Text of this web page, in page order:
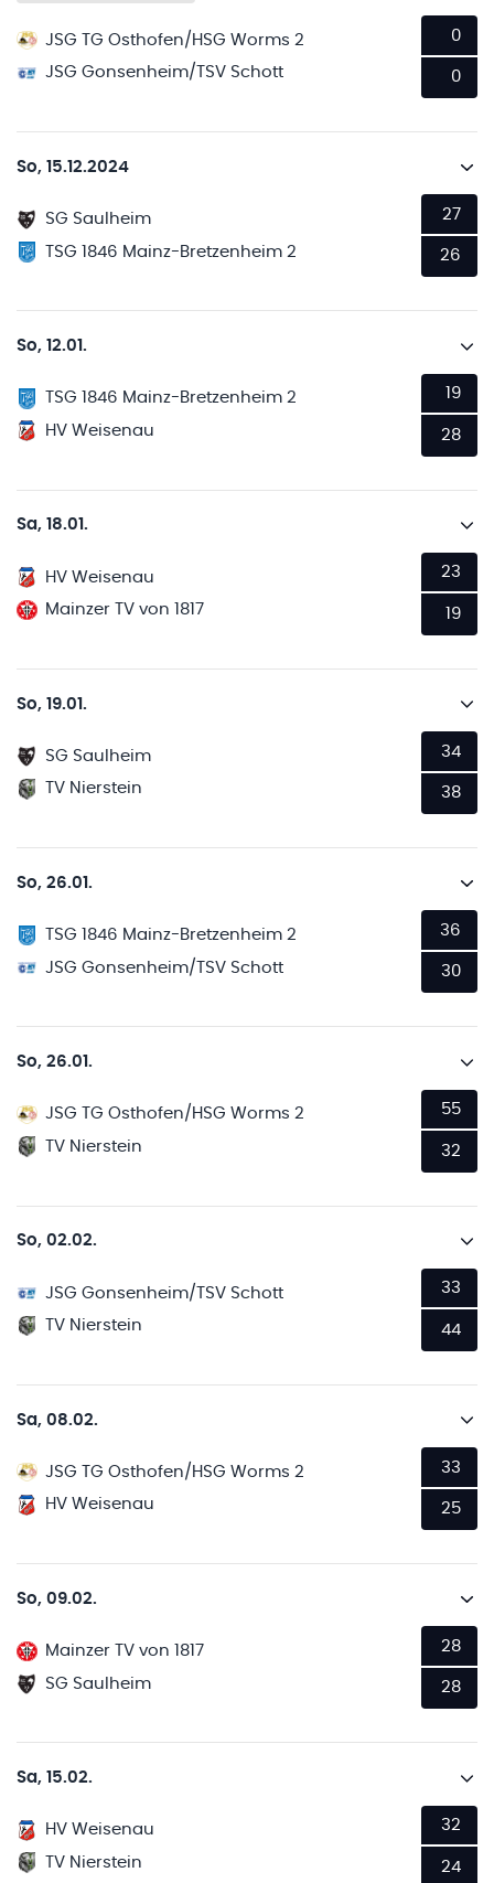
JSG TG Osthofen/HSG Worms 2
JSG Gonsenheim/TSV Schott
0
0
So, 15.12.2024
SG Saulheim
TSG 1846 Mainz-Bretzenheim 2
27
26
So, 12.01.
TSG 1846 Mainz-Bretzenheim 2
HV Weisenau
19
28
Sa, 18.01.
HV Weisenau
Mainzer TV von 1817
23
19
So, 19.01.
SG Saulheim
TV Nierstein
34
38
So, 26.01.
TSG 1846 Mainz-Bretzenheim 2
JSG Gonsenheim/TSV Schott
36
30
So, 26.01.
JSG TG Osthofen/HSG Worms 2
TV Nierstein
55
32
So, 02.02.
JSG Gonsenheim/TSV Schott
TV Nierstein
33
44
Sa, 08.02.
JSG TG Osthofen/HSG Worms 2
HV Weisenau
33
25
So, 09.02.
Mainzer TV von 1817
SG Saulheim
28
28
Sa, 15.02.
HV Weisenau
TV Nierstein
32
24